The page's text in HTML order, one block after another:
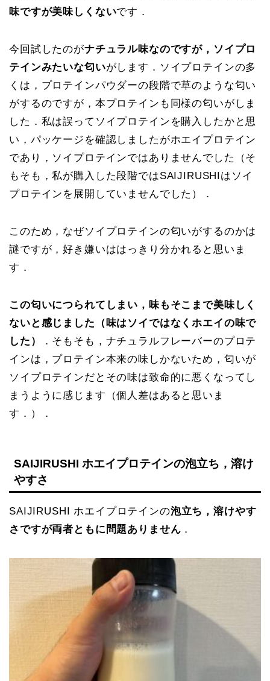
味ですが美味しくないです．
今回試したのがナチュラル味なのですが，ソイプロ
テインみたいな匂いがします．ソイプロテインの多
くは，プロテインパウダーの段階で草のような匂い
がするのですが，本プロテインも同様の匂いがしま
した．私は誤ってソイプロテインを購入したかと思
い，パッケージを確認しましたがホエイプロテイン
であり，ソイプロテインではありませんでした（そ
もそも，私が購入した段階ではSAIJIRUSHIはソイ
プロテインを展開していませんでした）．
このため，なぜソイプロテインの匂いがするのかは
謎ですが，好き嫌いははっきり分かれると思いま
す．
この匂いにつられてしまい，味もそこまで美味しく
ないと感じました（味はソイではなくホエイの味で
した）
．そもそも，ナチュラルフレーバーのプロテ
インは，プロテイン本来の味しかないため，匂いが
ソイプロテインだとその味は致命的に悪くなってし
まうように感じます（個人差はあると思いま
す．）．
SAIJIRUSHI ホエイプロテインの泡立ち，溶け
やすさ
SAIJIRUSHI ホエイプロテインの泡立ち，溶けやす
さですが両者ともに問題ありません ．